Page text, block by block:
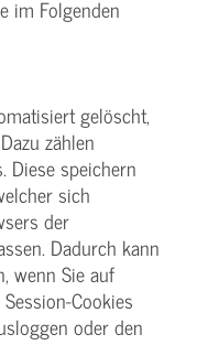
im Folgenden
gelöscht,
zählen
Diese speichern
sich
der
Dadurch kann
wenn Sie auf
Cookies
oder den